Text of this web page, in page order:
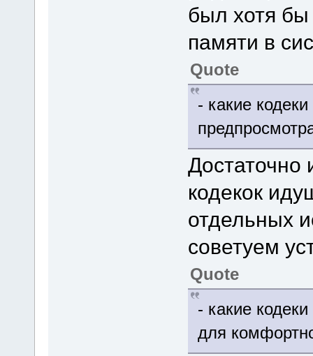
был хотя бы
памяти в
Quote
- какие
Достаточно
кодекок
отдельных
советуем
Quote
- какие
для